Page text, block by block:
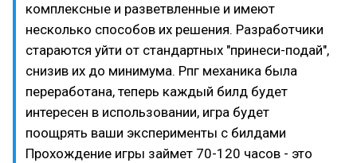
комплексные и разветвленные и имеют
несколько способов их решения. Разработчики
стараются уйти от стандартных "принеси-подай",
снизив их до минимума. Рпг механика была
переработана, теперь каждый билд будет
интересен в использовании, игра будет
поощрять ваши эксперименты с билдами
Прохождение игры займет 70-120 часов - это